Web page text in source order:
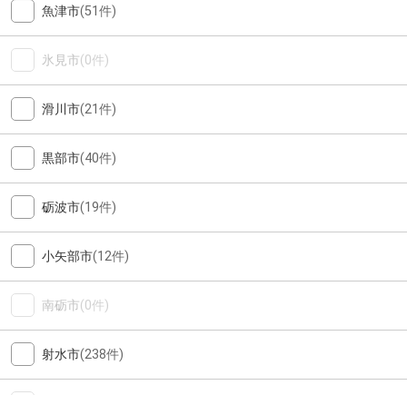
魚津市(51件)
氷見市(0件)
滑川市(21件)
黒部市(40件)
砺波市(19件)
小矢部市(12件)
南砺市(0件)
射水市(238件)